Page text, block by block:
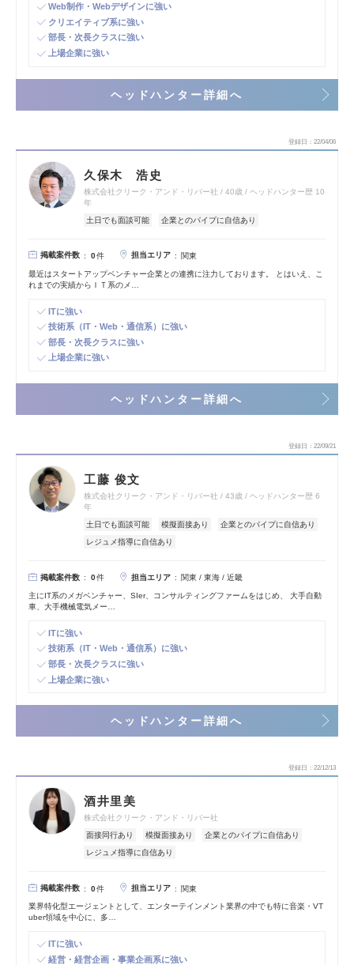
Web制作・Webデザインに強い
クリエイティブ系に強い
部長・次長クラスに強い
上場企業に強い
ヘッドハンター詳細へ
登録日 22/04/06
久保木 浩史
株式会社クリーク・アンド・リバー社 40歳
ヘッドハンター歴 10
年
土日でも面談可能
企業とのパイプに自信あり
掲載案件数 0件 担当エリア 関東
最近はスタートアップベンチャー企業との連携に注力しております。 とはいえ、こ
れまでの実績からＩＴ系のメ…
ITに強い
技術系（IT・Web・通信系）に強い
部長・次長クラスに強い
上場企業に強い
ヘッドハンター詳細へ
登録日 22/09/21
工藤 俊文
株式会社クリーク・アンド・リバー社 43歳
ヘッドハンター歴 6
年
土日でも面談可能
模擬面接あり
企業とのパイプに自信あり
レジュメ指導に自信あり
掲載案件数 0件 担当エリア 関東 / 東海 / 近畿
主にIT系のメガベンチャー、SIer、コンサルティングファームをはじめ、 大手自動
車、大手機械電気メー…
ITに強い
技術系（IT・Web・通信系）に強い
部長・次長クラスに強い
上場企業に強い
ヘッドハンター詳細へ
登録日 22/12/13
酒井里美
株式会社クリーク・アンド・リバー社
面接同行あり
模擬面接あり
企業とのパイプに自信あり
レジュメ指導に自信あり
掲載案件数 0件 担当エリア 関東
業界特化型エージェントとして、エンターテインメント業界の中でも特に音楽・VT
uber領域を中心に、多…
ITに強い
経営・経営企画・事業企画系に強い